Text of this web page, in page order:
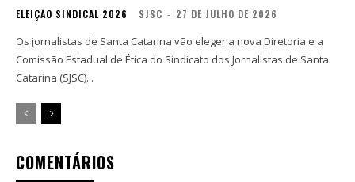
ELEIÇÃO SINDICAL 2026 SJSC - 27 DE JULHO DE 2026
Os jornalistas de Santa Catarina vão eleger a nova Diretoria e a
Comissão Estadual de Ética do Sindicato dos Jornalistas de Santa
Catarina (SJSC)...
COMENTÁRIOS